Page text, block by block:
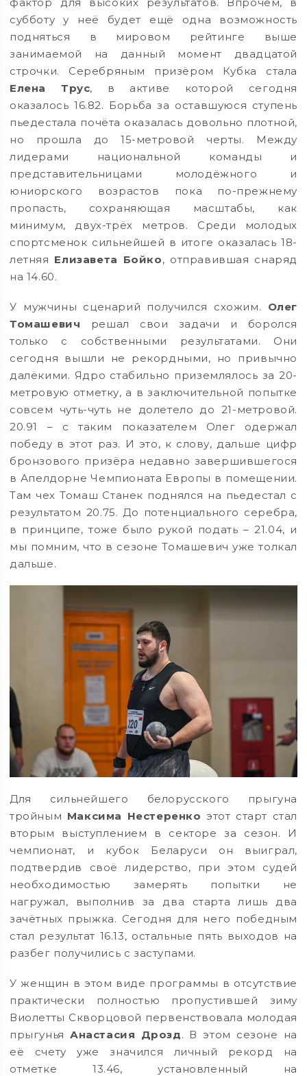
субботу у неё будет ещё одна возможность
подняться в мировом рейтинге выше
занимаемой на данный момент двадцатой
строчки. Серебряным призёром Кубка стала
Елена Трус, в активе которой сегодня
оказалось 16.82. Борьба за оставшуюся ступень
пьедестала почёта оказалась довольно плотной,
но прошла до 15-метровой черты. Между
лидерами национальной команды и
представительницами молодёжного и
юниорского возрастов пока по-прежнему
пропасть, сохраняющая масштабы, как
минимум, двух-трёх метров. Среди молодых
спортсменок сильнейшей в итоге оказалась 18-
летняя Елизавета Бойко, отправившая снаряд
на 14.60.
У мужчины сценарий получился схожим. Олег
Томашевич решал свои задачи и боролся
только с собственными результатами. Они
сегодня вышли не рекордными, но привычно
далёкими. Ядро стабильно приземлялось за 20-
метровую отметку, а в заключительной попытке
совсем чуть-чуть не долетело до 21-метровой.
20.91 – с таким показателем Олег одержал
победу в этот раз. И это, к слову, дальше цифр
бронзового призёра недавно завершившегося
в Апелдорне Чемпионата Европы в помещении.
Там чех Томаш Станек поднялся на пьедестал с
результатом 20.75. До потенциального серебра,
в принципе, тоже было рукой подать – 21.04, и
мы помним, что в сезоне Томашевич уже толкал
дальше.
Для сильнейшего белорусского прыгуна
тройным Максима Нестеренко этот старт стал
вторым выступлением в секторе за сезон. И
чемпионат, и кубок Беларуси он выиграл,
подтвердив своё лидерство, при этом судей
необходимостью замерять попытки не
нагружал, выполнив за два старта лишь два
зачётных прыжка. Сегодня для него победным
стал результат 16.13, остальные пять выходов на
разбег получились с заступами.
У женщин в этом виде программы в отсутствие
практически полностью пропустившей зиму
Виолетты Скворцовой первенствовала молодая
прыгуньяАнастасия Дрозд. В этом сезоне на
её счету уже значился личный рекорд на
отметке 13.46, установленный на